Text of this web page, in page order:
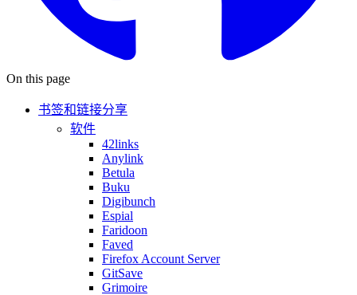
On this page
书签和链接分享
软件
42links
Anylink
Betula
Buku
Digibunch
Espial
Faridoon
Faved
Firefox Account Server
GitSave
Grimoire